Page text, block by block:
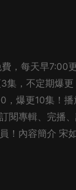
，每天早7:00
集，不定期爆
，爆更10集！
閱專輯、完播
！內容簡介 宋